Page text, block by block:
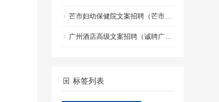
芒市妇幼保健院文案招聘（芒市妇幼保健院诚邀创意人才加入，共创健康宣传新篇章）
广州酒店高级文案招聘（诚聘广州高端酒店文案精英）
标签列表